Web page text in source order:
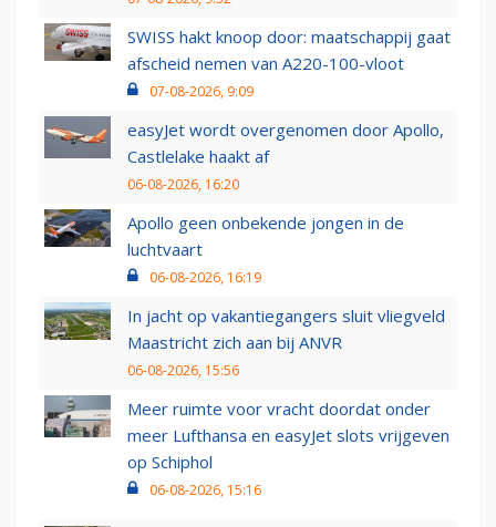
SWISS hakt knoop door: maatschappij gaat
afscheid nemen van A220-100-vloot
07-08-2026, 9:09
easyJet wordt overgenomen door Apollo,
Castlelake haakt af
06-08-2026, 16:20
Apollo geen onbekende jongen in de
luchtvaart
06-08-2026, 16:19
In jacht op vakantiegangers sluit vliegveld
Maastricht zich aan bij ANVR
06-08-2026, 15:56
Meer ruimte voor vracht doordat onder
meer Lufthansa en easyJet slots vrijgeven
op Schiphol
06-08-2026, 15:16